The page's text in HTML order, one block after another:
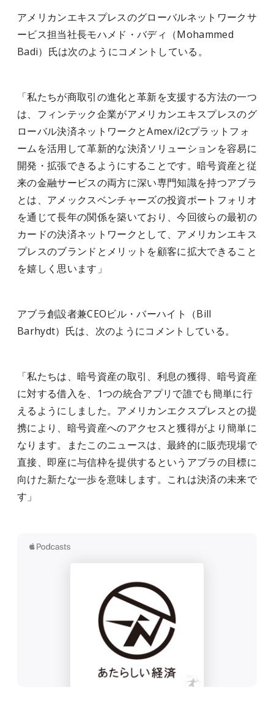
アメリカンエキスプレスのグローバルネットワークサ
ービス担当社長モハメド・バディ（Mohammed
Badi）氏は次のようにコメントしている。
「私たちが商取引の進化と革新を支援する方法の一つ
は、フィンテック企業がアメリカンエキスプレスのグ
ローバル決済ネットワークとAmex/i2cプラットフォ
ームを活用して革新的な決済ソリューションを容易に
開発・拡張できるようにすることです。暗号資産と従
来の金融サービスの両方に深い専門知識を持つアブラ
とは、アメックスベンチャーズの投資ポートフォリオ
を通じて長年の関係を築いており、今回彼らの最初の
カードの決済ネットワークとして、アメリカンエキス
プレスのブランドとメリットを顧客に拡大できること
を嬉しく思います」
アブラ創設者兼CEOビル・バーハイト（Bill
Barhydt）氏は、次のようにコメントしている。
「私たちは、暗号資産の取引、利息の獲得、暗号資産
に対する借入を、1つの統合アプリで誰でも簡単に行
えるようにしました。アメリカンエクスプレスとの提
携により、暗号資産へのアクセスと獲得がより簡単に
なります。またこのニュースは、最終的に販売現場で
直接、即座に与信枠を提供するというアブラの目標に
向けた新たな一歩を意味します。これは決済の未来で
す」